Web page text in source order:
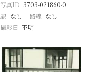
写真ID 3703-021860-0
駅 なし 路線 なし
撮影日 不明